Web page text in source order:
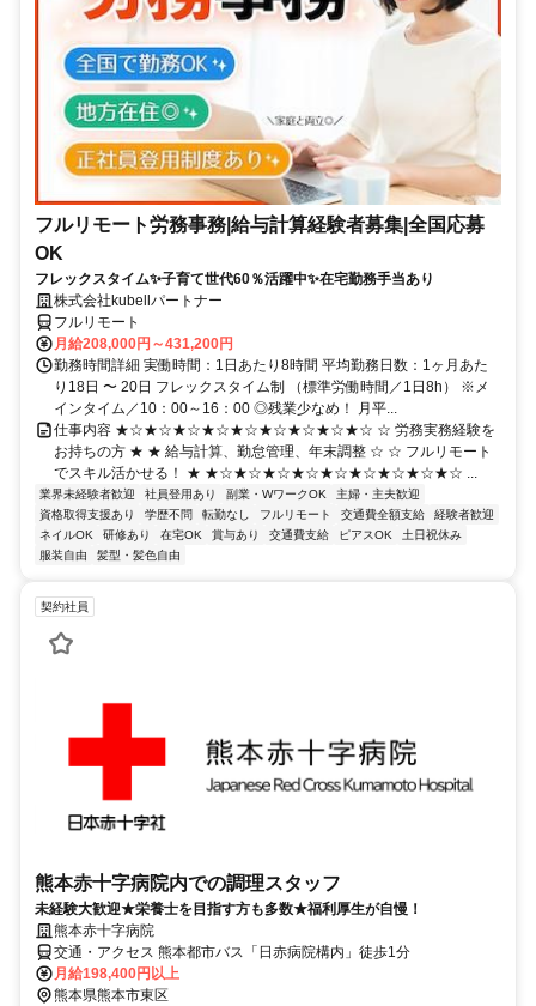
フルリモート労務事務|給与計算経験者募集|全国応募
OK
フレックスタイム✨子育て世代60％活躍中✨在宅勤務手当あり
株式会社kubellパートナー
フルリモート
月給208,000円～431,200円
勤務時間詳細 実働時間：1日あたり8時間 平均勤務日数：1ヶ月あた
り18日 〜 20日 フレックスタイム制 （標準労働時間／1日8h） ※メ
インタイム／10：00～16：00 ◎残業少なめ！ 月平...
仕事内容 ★☆★☆★☆★☆★☆★☆★☆★☆★☆ ☆ 労務実務経験を
お持ちの方 ★ ★ 給与計算、勤怠管理、年末調整 ☆ ☆ フルリモート
でスキル活かせる！ ★ ★☆★☆★☆★☆★☆★☆★☆★☆★☆ ...
業界未経験者歓迎 社員登用あり 副業・WワークOK
主婦・主夫歓迎
資格取得支援あり
学歴不問 転勤なし フルリモート 交通費全額支給
経験者歓迎
ネイルOK
研修あり 在宅OK 賞与あり 交通費支給 ピアスOK
土日祝休み
服装自由
髪型・髪色自由
契約社員
熊本赤十字病院内での調理スタッフ
未経験大歓迎★栄養士を目指す方も多数★福利厚生が自慢！
熊本赤十字病院
交通・アクセス 熊本都市バス「日赤病院構内」徒歩1分
月給198,400円以上
熊本県熊本市東区